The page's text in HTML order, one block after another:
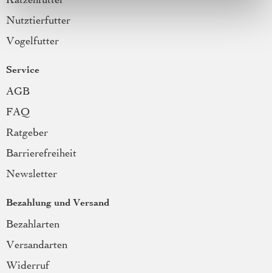
Nutztierfutter
Vogelfutter
Service
AGB
FAQ
Ratgeber
Barrierefreiheit
Newsletter
Bezahlung und Versand
Bezahlarten
Versandarten
Widerruf